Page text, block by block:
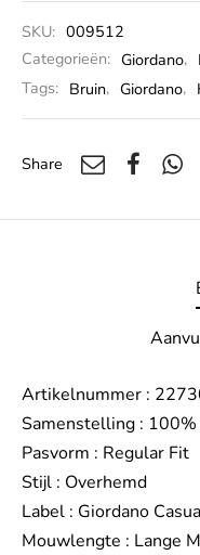
SKU: 009512
Categorieën: Giordano,
Tags: Bruin, Giordano,
Share
Artikelnummer :
Samenstelling :
Pasvorm : Regular Fit
Stijl : Overhemd
Label : Giordano
Mouwlengte : Lange